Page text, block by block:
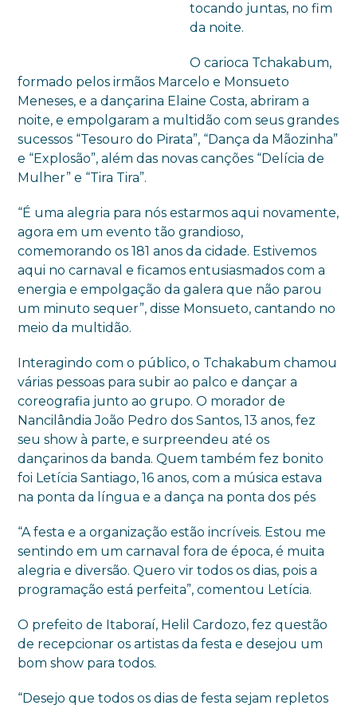
tocando juntas, no fim
da noite.
O carioca Tchakabum,
formado pelos irmãos Marcelo e Monsueto
Meneses, e a dançarina Elaine Costa, abriram a
noite, e empolgaram a multidão com seus grandes
sucessos “Tesouro do Pirata”, “Dança da Mãozinha”
e “Explosão”, além das novas canções “Delícia de
Mulher” e “Tira Tira”.
“É uma alegria para nós estarmos aqui novamente,
agora em um evento tão grandioso,
comemorando os 181 anos da cidade. Estivemos
aqui no carnaval e ficamos entusiasmados com a
energia e empolgação da galera que não parou
um minuto sequer”, disse Monsueto, cantando no
meio da multidão.
Interagindo com o público, o Tchakabum chamou
várias pessoas para subir ao palco e dançar a
coreografia junto ao grupo. O morador de
Nancilândia João Pedro dos Santos, 13 anos, fez
seu show à parte, e surpreendeu até os
dançarinos da banda. Quem também fez bonito
foi Letícia Santiago, 16 anos, com a música estava
na ponta da língua e a dança na ponta dos pés
“A festa e a organização estão incríveis. Estou me
sentindo em um carnaval fora de época, é muita
alegria e diversão. Quero vir todos os dias, pois a
programação está perfeita”, comentou Letícia.
O prefeito de Itaboraí, Helil Cardozo, fez questão
de recepcionar os artistas da festa e desejou um
bom show para todos.
“Desejo que todos os dias de festa sejam repletos